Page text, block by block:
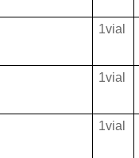
1vial
1vial
1vial